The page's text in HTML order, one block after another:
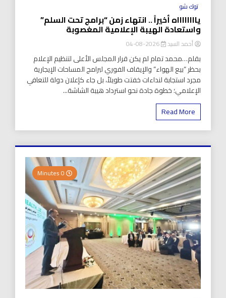
توك شو
يااااااااه أخيراً .. انتهاء زمن “برامج تحت السلم”
واستعادة الهيبة الإعلامية المغصوبة
أحمد السيد 2026-08-04
بقلم…محمد تمام لم يكن قرار المجلس الأعلى لتنظيم الإعلام
بحظر “بيع الهواء” والإيقاف الفوري لبرامج المساحات الإيجارية
مجرد استجابة لنداءات خفتت طويلاً، بل جاء كإعلان دولة للتعافي
الإعلامي؛ خطوة جادة نحو استرداد هيبة الشاشة...
Read More